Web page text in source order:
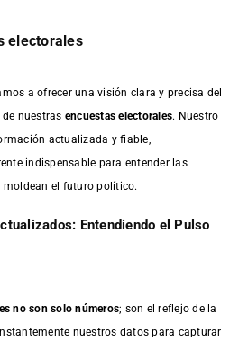
electorales
a ofrecer una visión clara y precisa del
nuestras encuestas electorales. Nuestro
actualizada y fiable,
indispensable para entender las
el futuro político.
Entendiendo el Pulso
no son solo números; son el reflejo de la
nuestros datos para capturar